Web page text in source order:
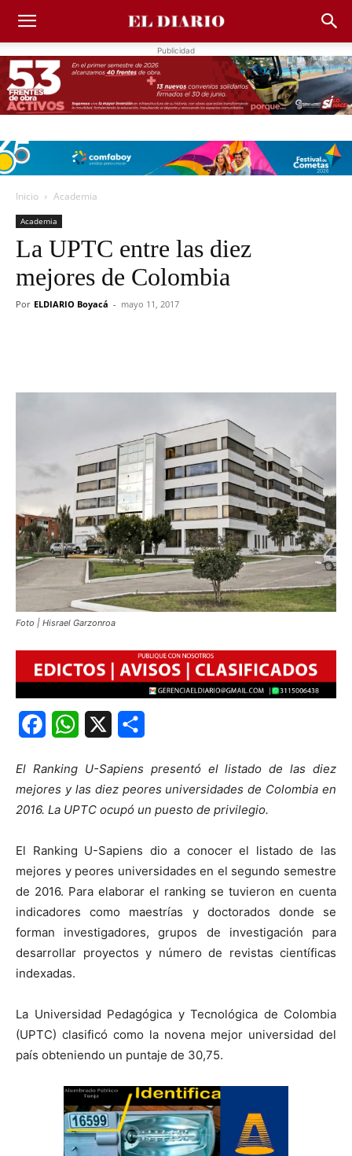
Publicidad
Inicio Academia
Academia
La UPTC entre las diez
mejores de Colombia
Por ELDIARIO Boyacá - mayo 11, 2017
Foto | Hisrael Garzonroa
FacebookWhatsApp
El Ranking U-Sapiens presentó el listado de las diez
mejores y las diez peores universidades de Colombia en
2016. La UPTC ocupó un puesto de privilegio.
El Ranking U-Sapiens dio a conocer el listado de las
mejores y peores universidades en el segundo semestre
de 2016. Para elaborar el ranking se tuvieron en cuenta
indicadores como maestrías y doctorados donde se
forman investigadores, grupos de investigación para
desarrollar proyectos y número de revistas científicas
indexadas.
La Universidad Pedagógica y Tecnológica de Colombia
(UPTC) clasificó como la novena mejor universidad del
país obteniendo un puntaje de 30,75.